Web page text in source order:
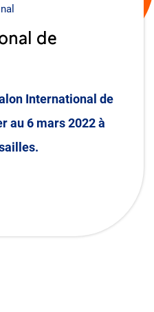
de
International de
au 6 mars 2022 à